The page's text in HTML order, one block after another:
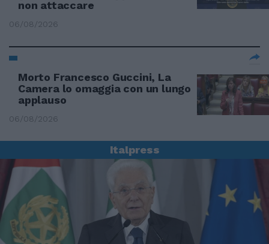
non attaccare
06/08/2026
Morto Francesco Guccini, La
Camera lo omaggia con un lungo
applauso
06/08/2026
Italpress